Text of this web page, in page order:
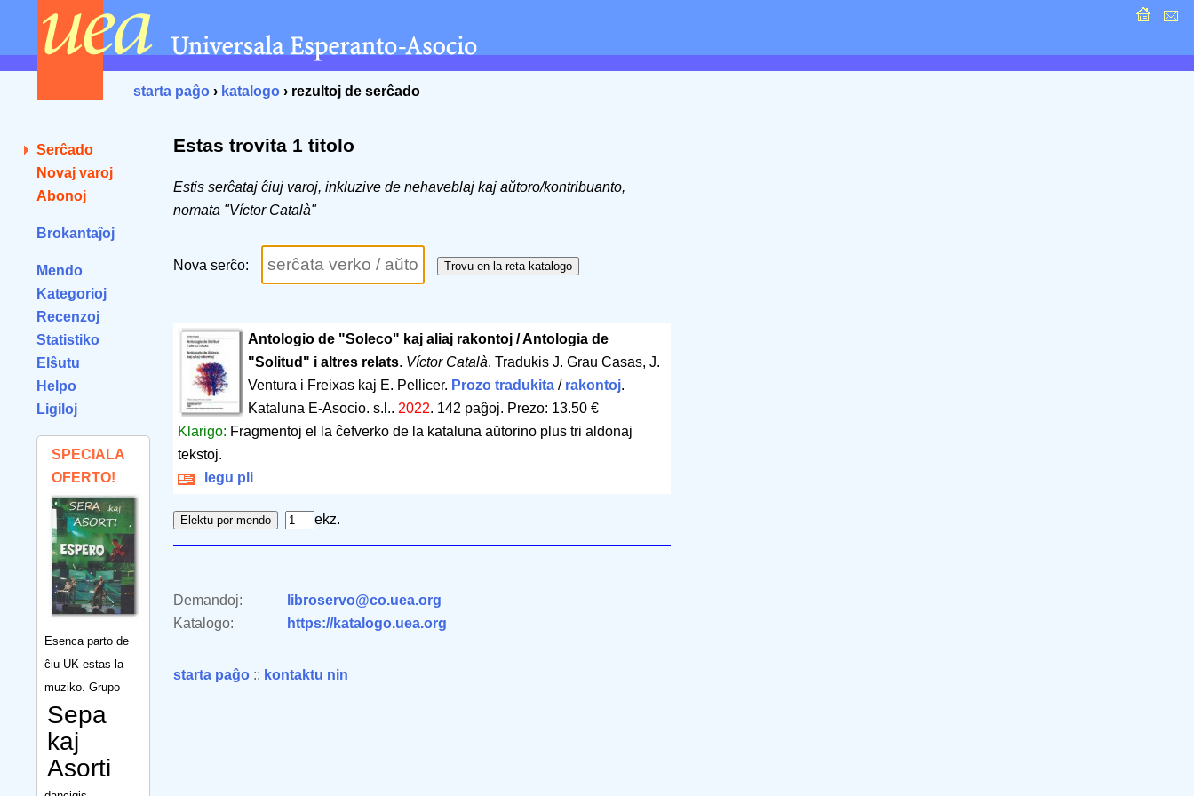
starta paĝo › katalogo › rezultoj de serĉado
Serĉado
Novaj varoj
Abonoj
Brokantaĵoj
Mendo
Kategorioj
Recenzoj
Statistiko
Elŝutu
Helpo
Ligiloj
SPECIALA
OFERTO!
Esenca parto de
ĉiu UK estas la
muziko. Grupo
Sepa
kaj
Asorti
Estas trovita 1 titolo
Estis serĉataj ĉiuj varoj, inkluzive de nehaveblaj kaj aŭtoro/kontribuanto,
nomata "Víctor Català"
Nova serĉo:
Antologio de "Soleco" kaj aliaj rakontoj / Antologia de
"Solitud" i altres relats. Víctor Català. Tradukis J. Grau Casas, J.
Ventura i Freixas kaj E. Pellicer. Prozo tradukita/ rakontoj.
Kataluna E-Asocio. s.l.. 2022. 142 paĝoj. Prezo: 13.50 €
Klarigo: Fragmentoj el la ĉefverko de la kataluna aŭtorino plus tri aldonaj
tekstoj.
legu pli
ekz.
Demandoj:
libroservo@co.uea.org
Katalogo:
https://katalogo.uea.org
starta paĝo :: kontaktu nin